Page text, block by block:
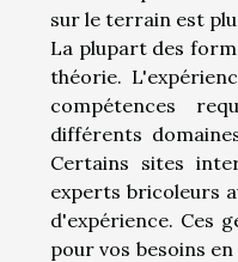
sur le terrain est
La plupart des
théorie.
compétences
différents
Certains sites
experts bricoleurs
d'expérience. Ces
pour vos besoins